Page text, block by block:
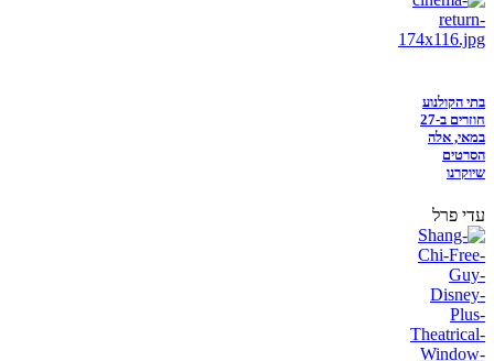
בתי הקולנוע
חוזרים ב-27
במאי, אלה
הסרטים
שיוקרנו
עדי פרל